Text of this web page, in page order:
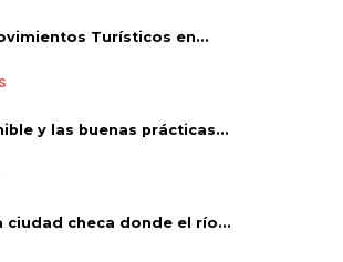
Turísticos en...
y las buenas prácticas...
ciudad checa donde el río...